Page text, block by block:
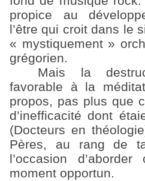
propice au
l’être qui croit dans le
« mystiquement »
grégorien.
Mais la
favorable à la
propos, pas plus que
d’inefficacité dont
(Docteurs en
Pères, au rang de
l’occasion
moment opportun.